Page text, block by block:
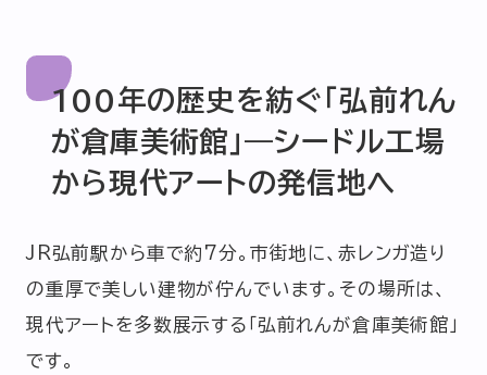
100年の歴史を紡ぐ「弘前れん
が倉庫美術館」—シードル工場
から現代アートの発信地へ
JR弘前駅から車で約7分。市街地に、赤レンガ造り
の重厚で美しい建物が佇んでいます。その場所は、
現代アートを多数展示する「弘前れんが倉庫美術館」
です。